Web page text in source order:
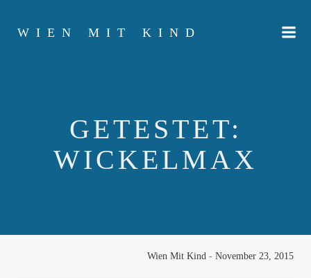
springen
WIEN MIT KIND
GETESTET:
WICKELMAX
Wien Mit Kind - November 23, 2015